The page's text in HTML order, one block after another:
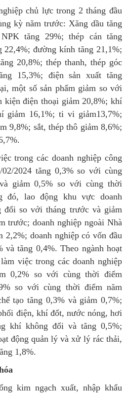
chủ lực trong 2 tháng đầu
kỳ năm trước: Xăng dầu tăng
tăng 29%; thép cán tăng
22,4%; đường kính tăng 21,1%;
20,8%; thép thanh, thép góc
15,3%; điện sản xuất tăng
một số sản phẩm giảm so với
điện thoại giảm 20,8%; khí
giảm 16,1%; ti vi giảm13,7%;
9,8%; sắt, thép thô giảm 8,6%;
trong các doanh nghiệp công
02/2024 tăng 0,3% so với cùng
giảm 0,5% so với cùng thời
đó, lao động khu vực doanh
đổi so với tháng trước và giảm
trước; doanh nghiệp ngoài Nhà
2,2%; doanh nghiệp có vốn đầu
và tăng 0,4%. Theo ngành hoạt
việc trong các doanh nghiệp
0,2% so với cùng thời điểm
so với cùng thời điểm năm
tạo tăng 0,3% và giảm 0,7%;
điện, khí đốt, nước nóng, hơi
khí không đổi và tăng 0,5%;
động quản lý và xử lý rác thải,
1,8%.
kim ngạch xuất, nhập khẩu